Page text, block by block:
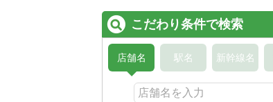
こだわり条件で検索
店舗名 駅名 新幹線名